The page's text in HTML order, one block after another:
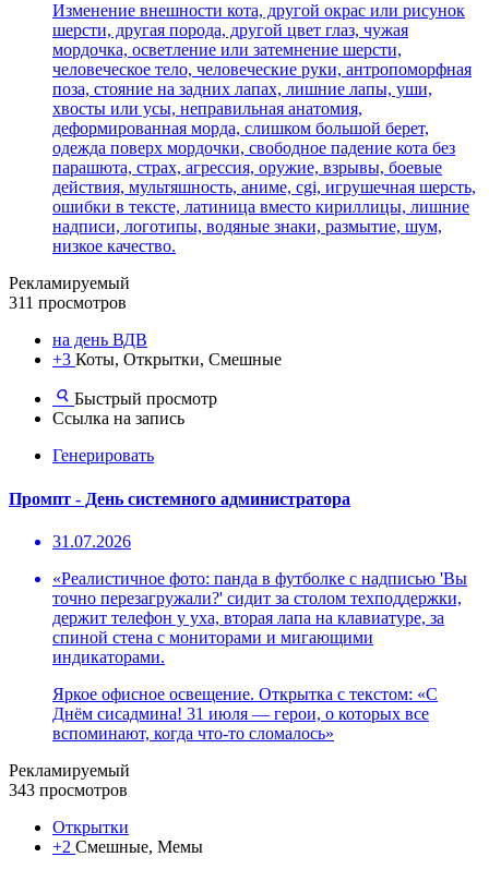
Изменение внешности кота, другой окрас или рисунок
шерсти, другая порода, другой цвет глаз, чужая
мордочка, осветление или затемнение шерсти,
человеческое тело, человеческие руки, антропоморфная
поза, стояние на задних лапах, лишние лапы, уши,
хвосты или усы, неправильная анатомия,
деформированная морда, слишком большой берет,
одежда поверх мордочки, свободное падение кота без
парашюта, страх, агрессия, оружие, взрывы, боевые
действия, мультяшность, аниме, cgi, игрушечная шерсть,
ошибки в тексте, латиница вместо кириллицы, лишние
надписи, логотипы, водяные знаки, размытие, шум,
низкое качество.
Рекламируемый
311 просмотров
на день ВДВ
+3 Коты, Открытки, Смешные
Быстрый просмотр
Ссылка на запись
Генерировать
Промпт - День системного администратора
31.07.2026
«Реалистичное фото: панда в футболке с надписью 'Вы
точно перезагружали?' сидит за столом техподдержки,
держит телефон у уха, вторая лапа на клавиатуре, за
спиной стена с мониторами и мигающими
индикаторами.
Яркое офисное освещение. Открытка с текстом: «С
Днём сисадмина! 31 июля — герои, о которых все
вспоминают, когда что-то сломалось»
Рекламируемый
343 просмотров
Открытки
+2 Смешные, Мемы